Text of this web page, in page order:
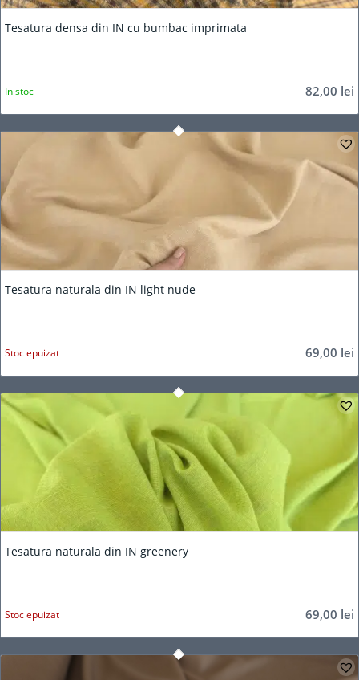
Tesatura densa din IN cu bumbac imprimata
82,00 lei
In stoc
Tesatura naturala din IN light nude
69,00 lei
Stoc epuizat
Tesatura naturala din IN greenery
69,00 lei
Stoc epuizat